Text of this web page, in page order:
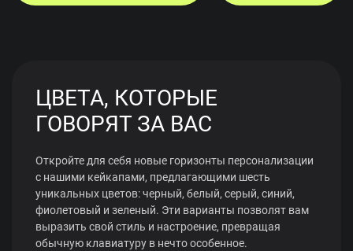
ЦВЕТА, КОТОРЫЕ
ГОВОРЯТ ЗА ВАС
Откройте для себя новые горизонты персонализации
с нашими кейкапами, предлагающими шесть
уникальных цветов: черный, белый, серый, синий,
фиолетовый и зеленый. Эти варианты позволят вам
выразить свой стиль и настроение, превращая
обычную клавиатуру в нечто особенное.